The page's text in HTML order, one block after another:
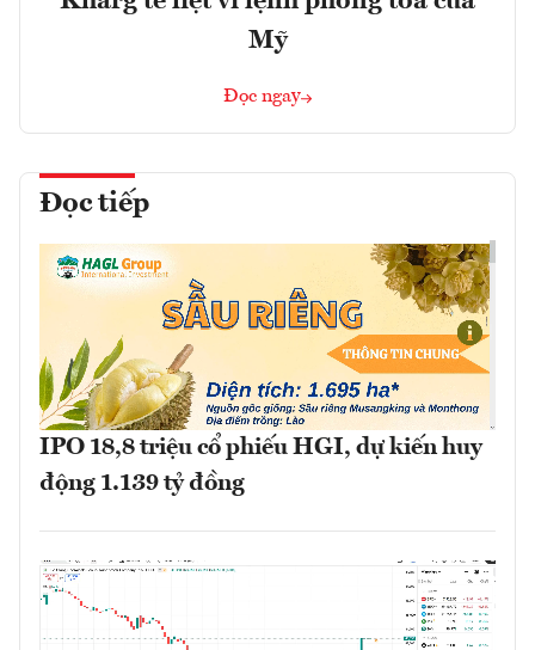
Mỹ
Đọc ngay
Đọc tiếp
IPO 18,8 triệu cổ phiếu HGI, dự kiến huy
động 1.139 tỷ đồng